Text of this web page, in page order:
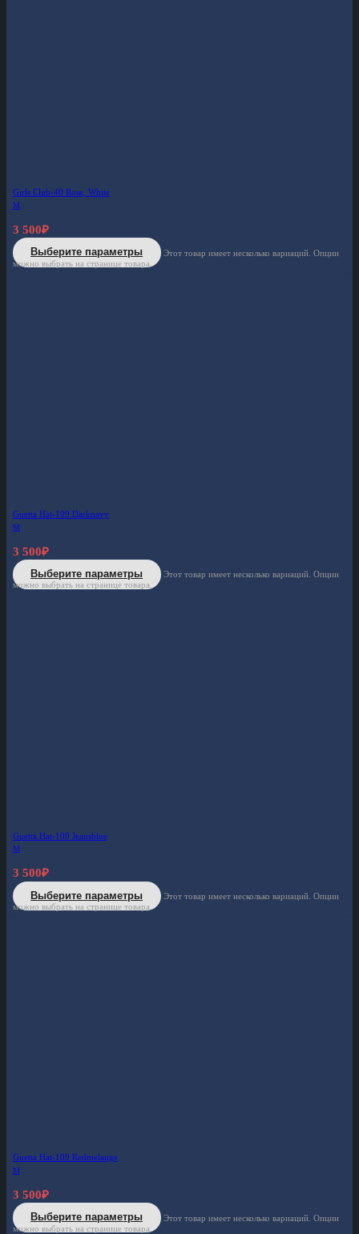
Girls Club-40 Rose, White
M
3 500₽
Выберите параметры
Этот товар имеет несколько вариаций. Опции
можно выбрать на странице товара.
Guetta Hat-109 Darknavy
M
3 500₽
Выберите параметры
Этот товар имеет несколько вариаций. Опции
можно выбрать на странице товара.
Guetta Hat-109 Jeansblue
M
3 500₽
Выберите параметры
Этот товар имеет несколько вариаций. Опции
можно выбрать на странице товара.
Guetta Hat-109 Redmelange
M
3 500₽
Выберите параметры
Этот товар имеет несколько вариаций. Опции
можно выбрать на странице товара.